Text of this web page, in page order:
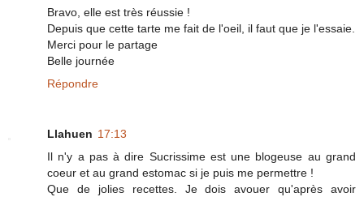
Bravo, elle est très réussie !
Depuis que cette tarte me fait de l'oeil, il faut que je l'essaie.
Merci pour le partage
Belle journée
Répondre
Llahuen 17:13
Il n'y a pas à dire Sucrissime est une blogeuse au grand
coeur et au grand estomac si je puis me permettre !
Que de jolies recettes. Je dois avouer qu'après avoir